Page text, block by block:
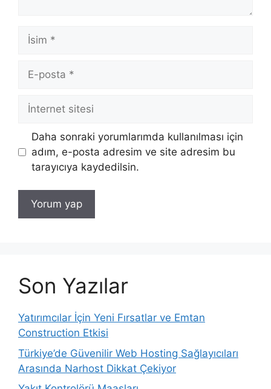
İsim
posta
İnternet
sitesi
Daha sonraki yorumlarımda kullanılması için
adım, e-posta adresim ve site adresim bu
tarayıcıya kaydedilsin.
Son Yazılar
Yatırımcılar İçin Yeni Fırsatlar ve Emtan
Construction Etkisi
Türkiye’de Güvenilir Web Hosting Sağlayıcıları
Arasında Narhost Dikkat Çekiyor